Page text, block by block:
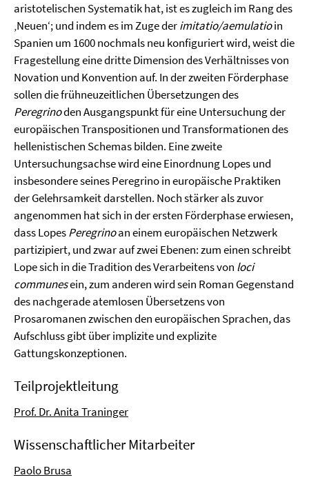
aristotelischen Systematik hat, ist es zugleich im Rang des
‚Neuen‘; und indem es im Zuge derimitatio/aemulatioin
Spanien um 1600 nochmals neu konfiguriert wird, weist die
Fragestellung eine dritte Dimension des Verhältnisses von
Novation und Konvention auf. In der zweiten Förderphase
sollen die frühneuzeitlichen Übersetzungen des
Peregrinoden Ausgangspunkt für eine Untersuchung der
europäischen Transpositionen und Transformationen des
hellenistischen Schemas bilden. Eine zweite
Untersuchungsachse wird eine Einordnung Lopes und
insbesondere seines Peregrino in europäische Praktiken
der Gelehrsamkeit darstellen. Noch stärker als zuvor
angenommen hat sich in der ersten Förderphase erwiesen,
dass LopesPeregrinoan einem europäischen Netzwerk
partizipiert, und zwar auf zwei Ebenen: zum einen schreibt
Lope sich in die Tradition des Verarbeitens von loci
communesein, zum anderen wird sein Roman Gegenstand
des nachgerade atemlosen Übersetzens von
Prosaromanen zwischen den europäischen Sprachen, das
Aufschluss gibt über implizite und explizite
Gattungskonzeptionen.
Teilprojektleitung
Prof. Dr. Anita Traninger
Wissenschaftlicher Mitarbeiter
Paolo Brusa